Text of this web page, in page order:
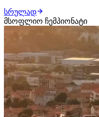
თორნიკე
საკლუბო ტურნირებზე
შემდეგ, დეჟა ვუ
სრულად
მსოფლიო ჩემპიონატი